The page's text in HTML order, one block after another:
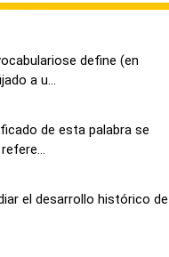
define (en
a u...
de esta palabra se
el desarrollo histórico de